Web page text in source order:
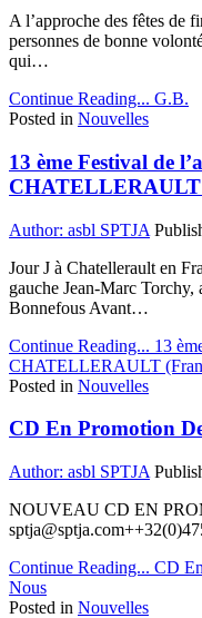
A l’approche des fêtes de
personnes de bonne
qui…
Continue Reading... G.B.
Posted in Nouvelles
13 ème Festival de
CHATELLERAULT
Author: asbl SPTJA
Jour J à Chatellerault en
gauche Jean-Marc
Bonnefous Avant…
Continue Reading... 13
CHATELLERAULT
Posted in Nouvelles
CD En Promotion
Author: asbl SPTJA
NOUVEAU CD EN
Continue Reading... CD
Nous
Posted in Nouvelles